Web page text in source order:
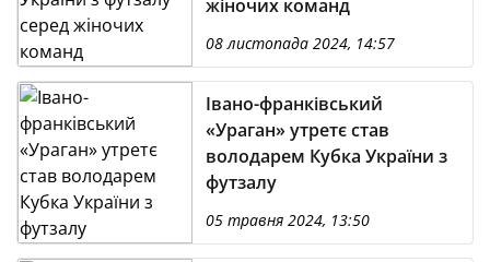
жіночих команд
08 листопада 2024, 14:57
Івано-франківський
«Ураган» утретє став
володарем Кубка України з
футзалу
05 травня 2024, 13:50